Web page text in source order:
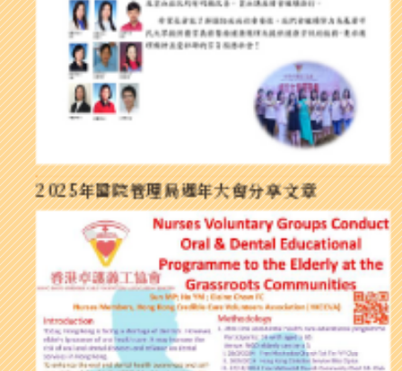
2025年醫院管理局週年大會分享文章